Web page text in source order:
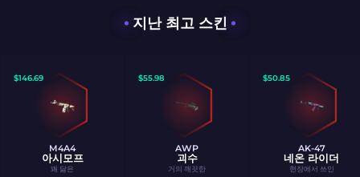
지난 최고 스킨
$146.69
M4A4
아시모프
꽤 닳은
$55.98
AWP
괴수
거의 깨끗한
$50.85
AK-47
네온 라이더
현장에서 쓰인